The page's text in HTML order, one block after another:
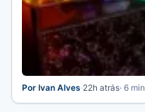
Por Ivan Alves·22h atrás· 6 min